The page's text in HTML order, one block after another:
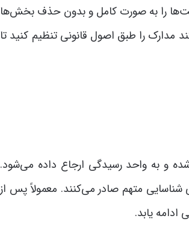
چت‌ها را به صورت کامل و بدون حذف بخش‌ها
مدارک را طبق اصول قانونی تنظیم کنید تا
و به واحد رسیدگی ارجاع داده می‌شود.
شناسایی متهم صادر می‌کنند. معمولاً پس از
ادامه یابد.